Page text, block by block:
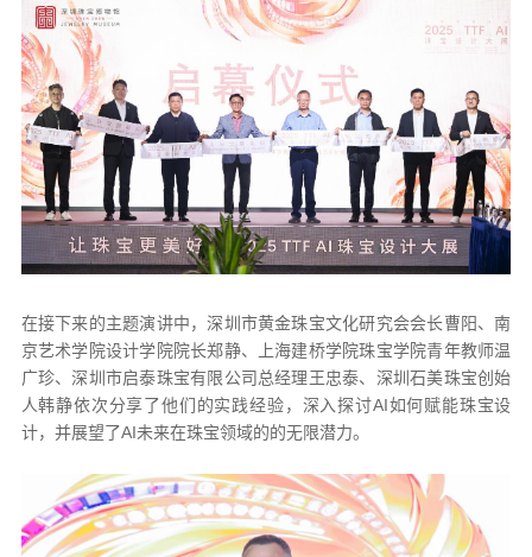
在接下来的主题演讲中，深圳市黄金珠宝文化研究会会长曹阳、南
京艺术学院设计学院院长郑静、上海建桥学院珠宝学院青年教师温
广珍、深圳市启泰珠宝有限公司总经理王忠泰、深圳石美珠宝创始
人韩静依次分享了他们的实践经验，深入探讨AI如何赋能珠宝设
计，并展望了AI未来在珠宝领域的的无限潜力。